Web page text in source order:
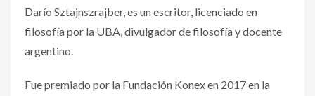
Darío Sztajnszrajber, es un escritor, licenciado en
filosofía por la UBA, divulgador de filosofía y docente
argentino.
Fue premiado por la Fundación Konex en 2017 en la